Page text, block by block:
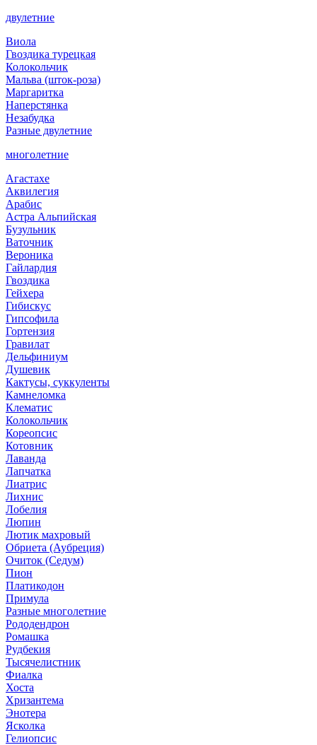
двулетние
Виола
Гвоздика турецкая
Колокольчик
Мальва (шток-роза)
Маргаритка
Наперстянка
Незабудка
Разные двулетние
многолетние
Агастахе
Аквилегия
Арабис
Астра Альпийская
Бузульник
Ваточник
Вероника
Гайлардия
Гвоздика
Гейхера
Гибискус
Гипсофила
Гортензия
Гравилат
Дельфиниум
Душевик
Кактусы, суккуленты
Камнеломка
Клематис
Колокольчик
Кореопсис
Котовник
Лаванда
Лапчатка
Лиатрис
Лихнис
Лобелия
Люпин
Лютик махровый
Обриета (Аубреция)
Очиток (Седум)
Пион
Платикодон
Примула
Разные многолетние
Рододендрон
Ромашка
Рудбекия
Тысячелистник
Фиалка
Хоста
Хризантема
Энотера
Ясколка
Гелиопсис